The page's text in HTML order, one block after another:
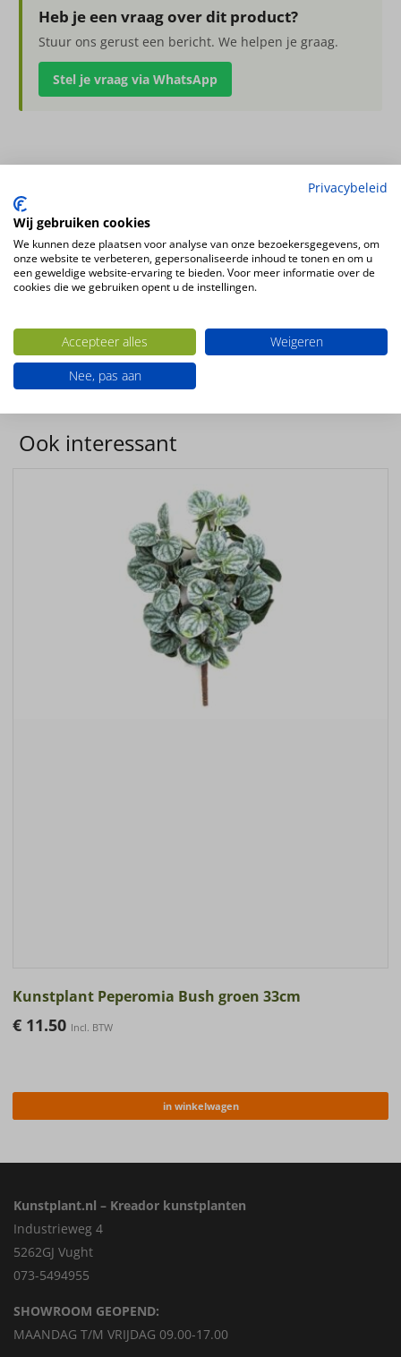
bush
33cm
aantal
Heb je een vraag over dit product?
Stuur ons gerust een bericht. We helpen je graag.
Stel je vraag via WhatsApp
Kunstplant Begonia maculata bush 33cm
Hoogte
33cm
Kleur
divers
Begonia
Productconfiguratie
Staande kunstplant
Ook interessant
Kunstplant Peperomia Bush groen 33cm
€ 11.50 Incl. BTW
in winkelwagen
Kunstplant.nl – Kreador kunstplanten
Industrieweg 4
5262GJ Vught
073-5494955
SHOWROOM GEOPEND:
MAANDAG T/M VRIJDAG 09.00-17.00
Privacybeleid
Wij gebruiken cookies
We kunnen deze plaatsen voor analyse van onze bezoekersgegevens, om
onze website te verbeteren, gepersonaliseerde inhoud te tonen en om u
een geweldige website-ervaring te bieden. Voor meer informatie over de
cookies die we gebruiken opent u de instellingen.
Accepteer alles
Weigeren
Nee, pas aan